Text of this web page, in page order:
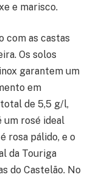
e marisco.
com as castas
Os solos
garantem um
em
total de 5,5 g/l,
um rosé ideal
rosa pálido, e o
da Touriga
do Castelão. No